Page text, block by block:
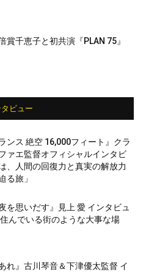
賞千恵子と初共演『PLAN 75』
ビュー
ンス 絶空 16,000フィート』クラ
ァエ監督オフィシャルインタビ
、人間の回復力と真実の解放力
る旅」
を思いだす』見上 愛 インタビュ
んでいる街のような大事な場
れ』古川琴音＆下津優太監督 イ